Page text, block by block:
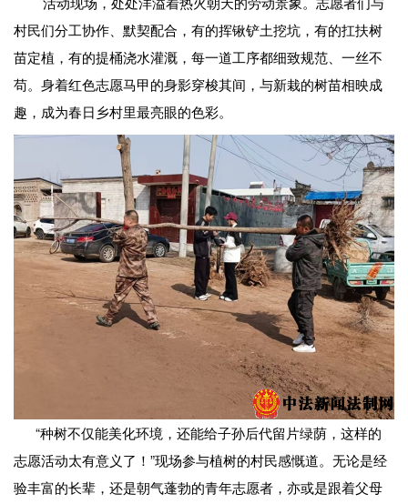
村民们分工协作、默契配合，有的挥锹铲土挖坑，有的扛扶树
苗定植，有的提桶浇水灌溉，每一道工序都细致规范、一丝不
苟。身着红色志愿马甲的身影穿梭其间，与新栽的树苗相映成
趣，成为春日乡村里最亮眼的色彩。
“种树不仅能美化环境，还能给子孙后代留片绿荫，这样的
志愿活动太有意义了！”现场参与植树的村民感慨道。无论是经
验丰富的长辈，还是朝气蓬勃的青年志愿者，亦或是跟着父母